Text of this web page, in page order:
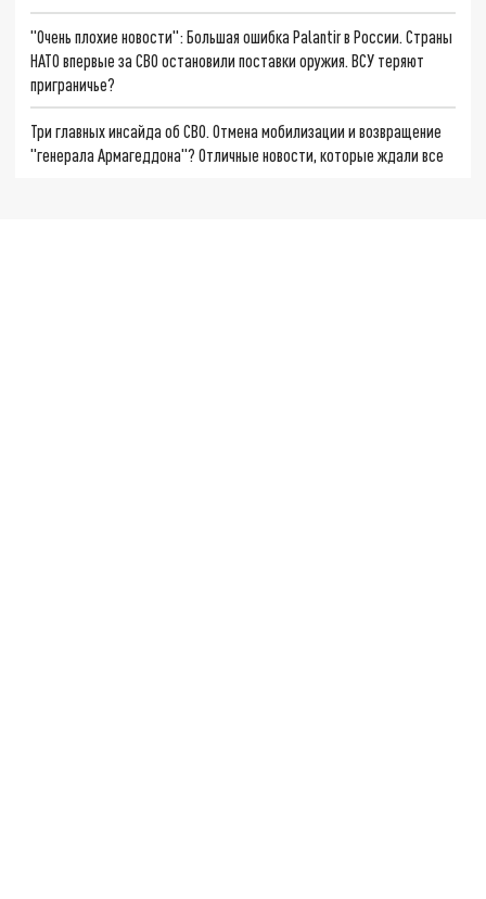
"Очень плохие новости": Большая ошибка Palantir в России. Страны
НАТО впервые за СВО остановили поставки оружия. ВСУ теряют
приграничье?
Три главных инсайда об СВО. Отмена мобилизации и возвращение
"генерала Армагеддона"? Отличные новости, которые ждали все